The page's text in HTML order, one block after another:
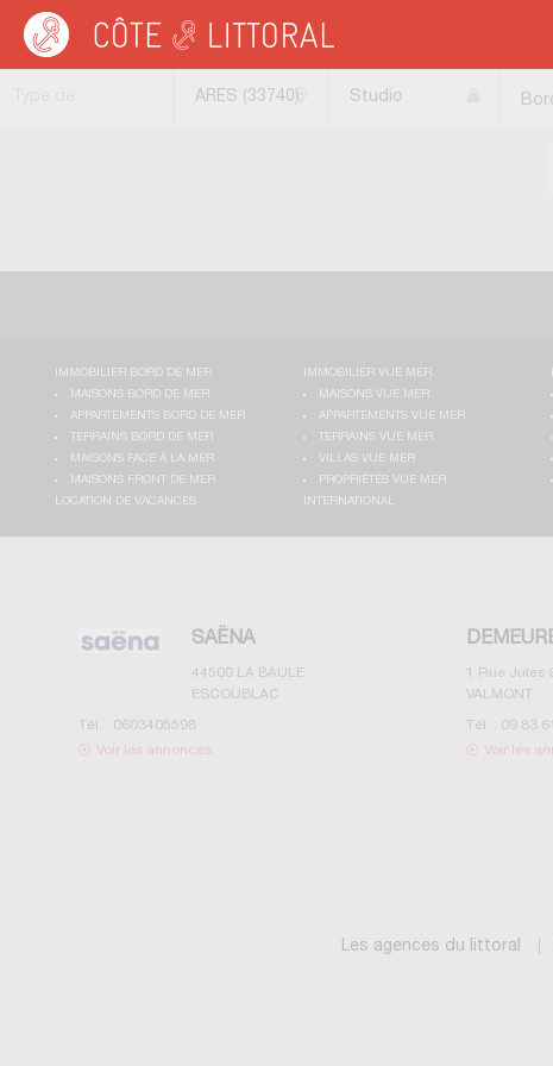
Côte & Littoral > Immobilier bord de mer>Appartements bord de mer
ARES (33740) Studio
IMMOBILIER BORD DE MER
MAISONS BORD DE MER
APPARTEMENTS BORD DE MER
TERRAINS BORD DE MER
MAISONS FACE À LA MER
MAISONS FRONT DE MER
IMMOBILIER VUE MER
MAISONS VUE MER
APPARTEMENTS VUE MER
TERRAINS VUE MER
VILLAS VUE MER
PROPRIÉTÉS VUE MER
LOCATION DE VACANCES
INTERNATIONAL
SAËNA
44500 LA BAULE
ESCOUBLAC
Tél. : 0603405598
Voir les annonces
1 Rue Jules
VALMONT
Tél. : 09 83
Voir les
Les agences du littoral